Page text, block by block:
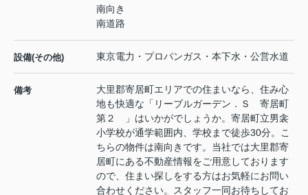
南向き
南道路
設備(その他) 東京電力・プロパンガス・本下水・公営水道
備考
大里郡寄居町エリアでの住まいなら、住み心
地も快適な「リーブルガーデン．Ｓ 寄居町
第２ 」はいかがでしょうか。寄居町立男衾
小学校が通学範囲内、学校まで徒歩30分。こ
ちらの物件は南向きです。当社では大里郡寄
居町にある不動産情報をご用意しております
ので、住まい探しをする方はお気軽にお問い
合わせください。スタッフ一同お待ちしてお